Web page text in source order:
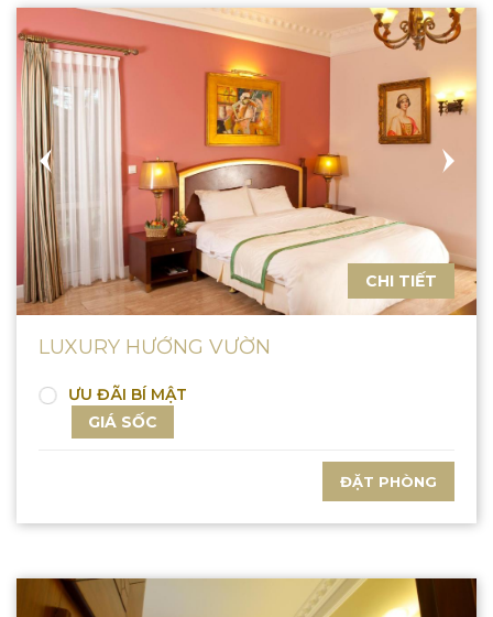
CHI TIẾT
LUXURY HƯỚNG VƯỜN
ƯU ĐÃI BÍ MẬT
GIÁ SỐC
ĐẶT PHÒNG